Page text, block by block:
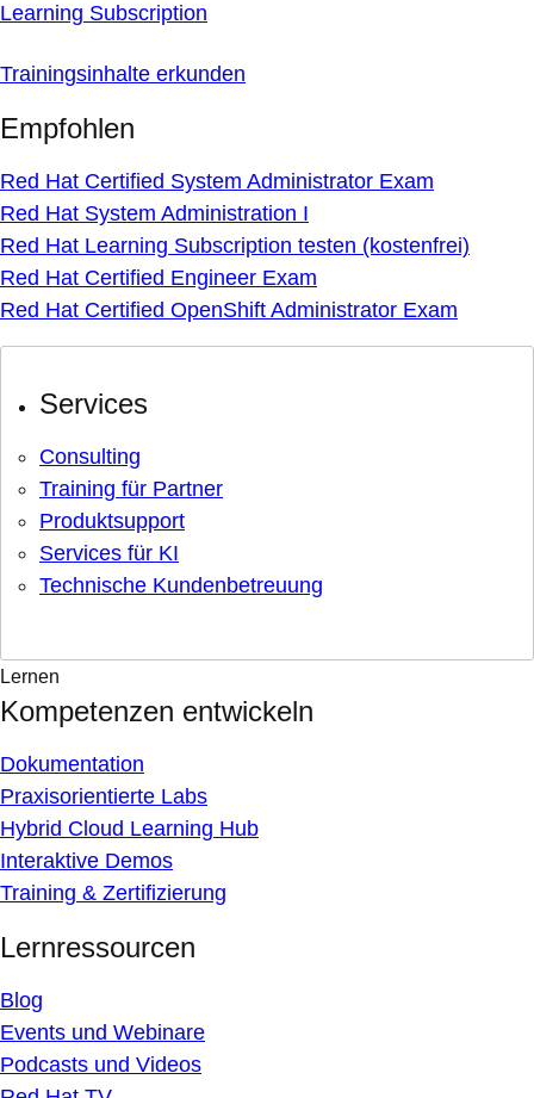
Learning Subscription
Trainingsinhalte erkunden
Empfohlen
Red Hat Certified System Administrator Exam
Red Hat System Administration I
Red Hat Learning Subscription testen (kostenfrei)
Red Hat Certified Engineer Exam
Red Hat Certified OpenShift Administrator Exam
Services
Consulting
Training für Partner
Produktsupport
Services für KI
Technische Kundenbetreuung
Lernen
Kompetenzen entwickeln
Dokumentation
Praxisorientierte Labs
Hybrid Cloud Learning Hub
Interaktive Demos
Training & Zertifizierung
Lernressourcen
Blog
Events und Webinare
Podcasts und Videos